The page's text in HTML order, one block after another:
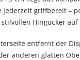
jederzeit griffbereit –
Hingucker
entfernt der
anderen glatten